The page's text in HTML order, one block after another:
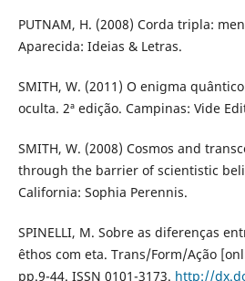
PUTNAM, H. (2008) Corda tripla:
Aparecida: Ideias & Letras.
SMITH, W. (2011) O enigma
oculta. 2ª edição. Campinas: Vide
SMITH, W. (2008) Cosmos and
through the barrier of scientistic
California: Sophia Perennis.
SPINELLI, M. Sobre as diferenças
êthos com eta. Trans/Form/Ação
pp.9-44. ISSN 0101-3173. http://